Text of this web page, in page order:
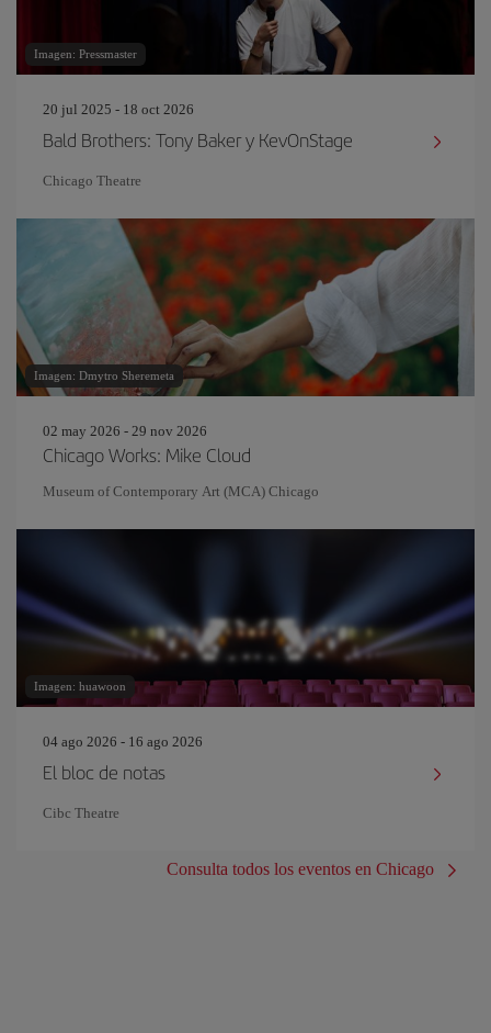
Imagen: Pressmaster
20 jul 2025 - 18 oct 2026
Bald Brothers: Tony Baker y KevOnStage
Chicago Theatre
Imagen: Dmytro Sheremeta
02 may 2026 - 29 nov 2026
Chicago Works: Mike Cloud
Museum of Contemporary Art (MCA) Chicago
Imagen: huawoon
04 ago 2026 - 16 ago 2026
El bloc de notas
Cibc Theatre
Consulta todos los eventos en Chicago